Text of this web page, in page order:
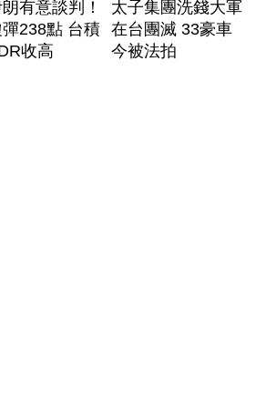
有意談判！
238點 台積
收高
太子集團洗錢大軍
在台團滅 33豪車
今被法拍